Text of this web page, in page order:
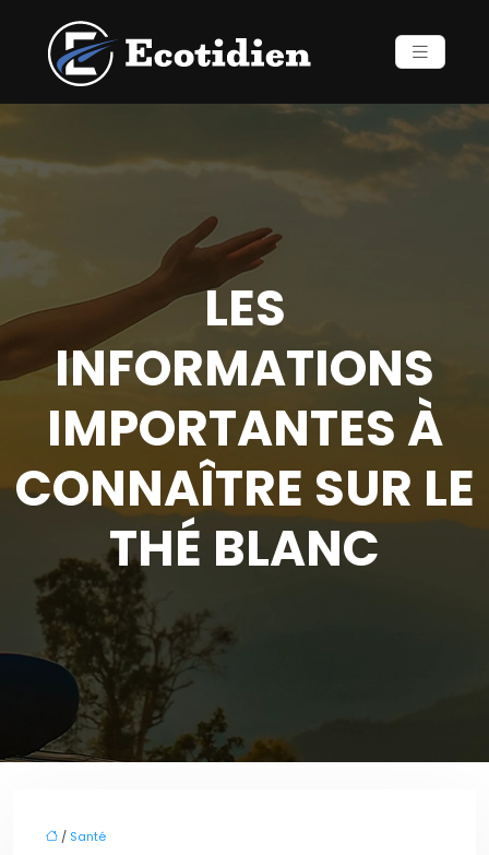
LES
INFORMATIONS
IMPORTANTES À
CONNAÎTRE SUR LE
THÉ BLANC
/ Santé